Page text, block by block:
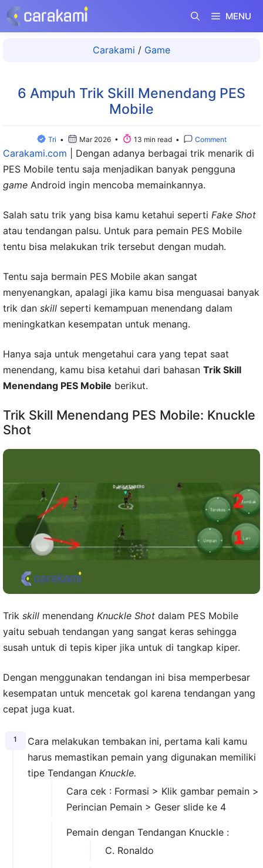
Langsung
ke
MENU
Carakami / Game
6 Ampuh Trik Skill Menendang PES
Mobile
Tri • Mar 2026 • 13 min read • Comment
Carakami.com
Dengan adanya berbagai trik menarik di
PES Mobile tentu saja menjadikan banyak pengguna
game Android ingin mencoba memainkannya.
Salah satu trik yang bisa kamu ketahui seperti Fake Shot
atau tendangan palsu. Untuk para pemain PES Mobile
tentu bisa melakukan trik tersebut dengan mudah.
Tentu saja bermain PES Mobile akan sangat
menyenangkan, apalagi jika kamu bisa menguasai banyak
trik dan skill seperti kemampuan menendang dalam
meningkatkan kesempatan untuk menang.
Hanya saja untuk mengetahui cara yang tepat saat
menendang, kamu bisa ketahui dari bahasan Trik Skill
Menendang PES Mobile berikut.
Trik Skill Menendang PES Mobile: Knuckle
Shot
Trik skill menendang Knuckle Shot dalam PES Mobile
yaitu sebuah tendangan yang sangat keras sehingga
susah untuk di tepis kiper jika untuk di tangkap kiper.
Dengan menggunakan tendangan ini bisa memperbesar
kesempatan untuk mencetak gol karena tendangan yang
cepat juga kuat.
Cara melakukan tembakan ini, pertama kali kamu
harus memastikan pemain yang digunakan memiliki
tipe Tendangan Knuckle.
Cara cek : Formasi > Klik gambar pemain >
Perincian Pemain > Geser slide ke 4
Pemain dengan Tendangan Knuckle :
C. Ronaldo